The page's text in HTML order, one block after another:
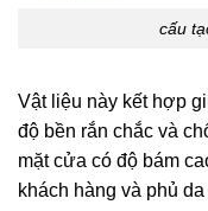
cấu
Vật liệu này kết hợp
độ bền rắn chắc và
mặt cửa có độ bám
khách hàng và phủ